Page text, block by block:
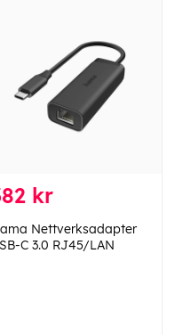
kr
Nettverksadapter
C 3.0 RJ45/LAN